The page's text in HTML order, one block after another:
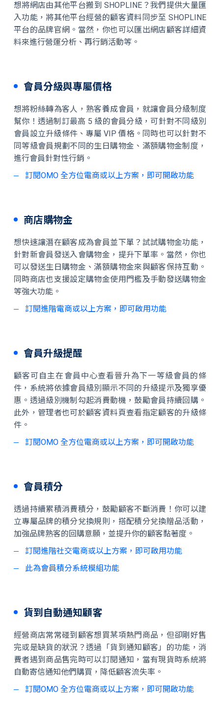
想將網店由其他平台搬到 SHOPLINE？我們提供大量匯
入功能，將其他平台經營的顧客資料同步至 SHOPLINE
平台的品牌官網。當然，你也可以匯出網店顧客詳細資
料來進行營運分析、再行銷活動等。
會員分級與專屬價格
想將粉絲轉為客人，熟客養成會員，就讓會員分級制度
幫你！透過制訂最高 5 級的會員分級，可針對不同級別
會員設立升級條件、專屬 VIP 價格。同時也可以針對不
同等級會員規劃不同的生日購物金、滿額購物金制度，
進行會員針對性行銷。
訂閱OMO 全方位電商或以上方案，即可開啟功能
商店購物金
想快速讓潛在顧客成為會員並下單？試試購物金功能，
針對新會員發送入會購物金，提升下單率。當然，你也
可以發送生日購物金、滿額購物金來與顧客保持互動。
同時商店也支援設定購物金使用門檻及手動發送購物金
等強大功能。
訂閱進階電商或以上方案，即可啟用功能
會員升級提醒
顧客可自主在會員中心查看晉升為下一等級會員的條
件，系統將依據會員級別顯示不同的升級提示及獨享優
惠。透過級別機制勾起消費動機，鼓勵會員持續回購。
此外，管理者也可於顧客資料頁查看指定顧客的升級條
件。
訂閱OMO 全方位電商或以上方案，即可開啟功能
會員積分
透過持續累積消費積分，鼓勵顧客不斷消費！你可以建
立專屬品牌的積分兌換規則，搭配積分兌換贈品活動，
加強品牌熟客的回購意願，並提升你的顧客黏著度。
訂閱進階社交電商或以上方案，即可啟用功能
此為會員積分系統模組功能
貨到自動通知顧客
經營商店常常碰到顧客想買某項熱門商品，但卻剛好售
完或是缺貨的狀況？透過「貨到通知顧客」的功能，消
費者遇到商品售完時可以訂閱通知，當有現貨時系統將
自動寄信通知他們購買，降低顧客流失率。
訂閱OMO 全方位電商或以上方案，即可開啟功能